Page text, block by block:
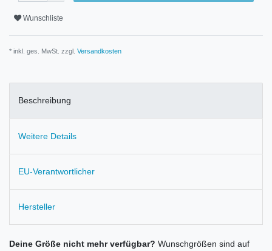
Wunschliste
* inkl. ges. MwSt. zzgl. Versandkosten
Beschreibung
Weitere Details
EU-Verantwortlicher
Hersteller
Deine Größe nicht mehr verfügbar? Wunschgrößen sind auf